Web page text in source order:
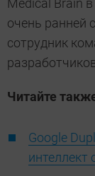
Medical Brain
очень ранней
сотрудник
Читайте
Google
интеллект